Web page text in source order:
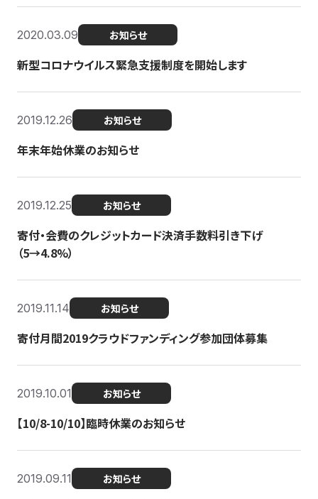
2020.03.09 お知らせ
新型コロナウイルス緊急支援制度を開始します
2019.12.26 お知らせ
年末年始休業のお知らせ
2019.12.25 お知らせ
寄付・会費のクレジットカード決済手数料引き下げ
（5→4.8%）
2019.11.14 お知らせ
寄付月間2019クラウドファンディング参加団体募集
2019.10.01 お知らせ
【10/8-10/10】臨時休業のお知らせ
2019.09.11 お知らせ